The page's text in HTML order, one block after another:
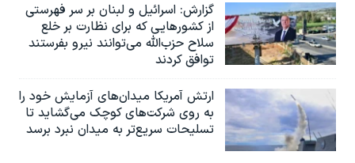
گزارش‌: اسرائيل و لبنان بر سر فهرستی
از کشورهایی که برای نظارت بر خلع
سلاح حزب‌الله می‌توانند نیرو بفرستند
توافق کردند
ارتش آمریکا میدان‌های آزمایش خود را
به روی شرکت‌های کوچک می‌گشاید تا
تسلیحات سریع‌تر به میدان نبرد برسد